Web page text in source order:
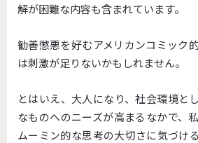
解が困難な内容も含まれています。
勧善懲悪を好むアメリカンコミック
は刺激が足りないかもしれません。
とはいえ、大人になり、社会環境と
なものへのニーズが高まるなかで、
ムーミン的な思考の大切さに気づけ